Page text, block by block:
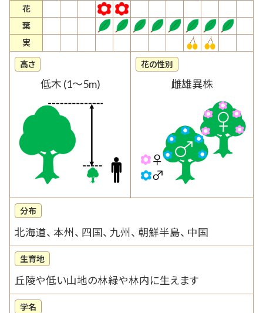
花
葉
実
高さ
低木 (1〜5m)
花の性別
雌雄異株
分布
北海道、 本州、 四国、 九州、 朝鮮半島、 中国
生育地
丘陵や低い山地の林緑や林内に生えます
学名